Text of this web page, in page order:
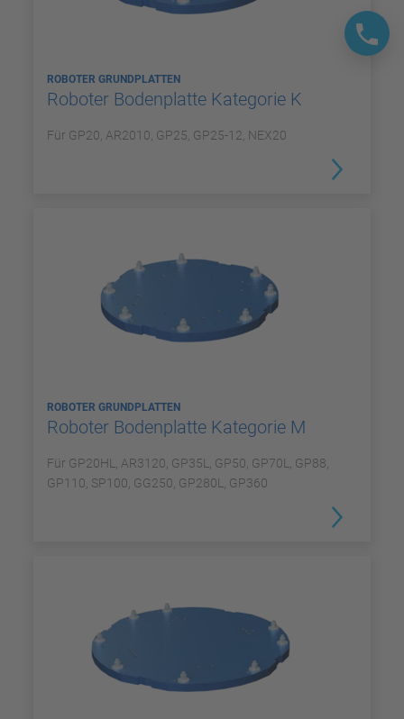
ROBOTER GRUNDPLATTEN
Roboter Bodenplatte Kategorie K
Für GP20, AR2010, GP25, GP25-12, NEX20
ROBOTER GRUNDPLATTEN
Roboter Bodenplatte Kategorie M
Für GP20HL, AR3120, GP35L, GP50, GP70L, GP88,
GP110, SP100, GG250, GP280L, GP360